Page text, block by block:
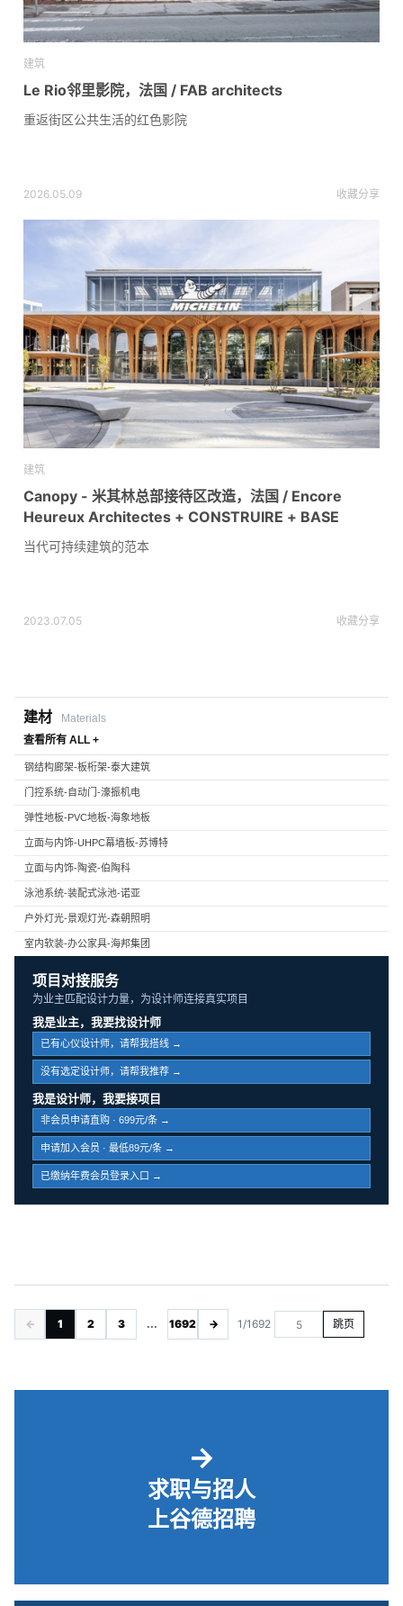
建筑
Le Rio邻里影院，法国 / FAB architects
重返街区公共生活的红色影院
2026.05.09 收藏分享
建筑
Canopy - 米其林总部接待区改造，法国 / Encore
Heureux Architectes + CONSTRUIRE + BASE
当代可持续建筑的范本
2023.07.05 收藏分享
建材
Materials
查看所有 ALL +
钢结构廊架-板桁架-泰大建筑
门控系统-自动门-濠振机电
弹性地板-PVC地板-海象地板
立面与内饰-UHPC幕墙板-苏博特
立面与内饰-陶瓷-伯陶科
泳池系统-装配式泳池-诺亚
户外灯光-景观灯光-森朝照明
室内软装-办公家具-海邦集团
项目对接服务
为业主匹配设计力量，为设计师连接真实项目
我是业主，我要找设计师
已有心仪设计师，请帮我搭线 →
没有选定设计师，请帮我推荐 →
我是设计师，我要接项目
非会员申请直购 · 699元/条 →
申请加入会员 · 最低89元/条 →
已缴纳年费会员登录入口 →
← 1 2 3 ... 1692 → 1/1692 跳页
→
求职与招人
上谷德招聘